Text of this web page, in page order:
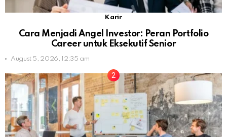
Karir
Cara Menjadi Angel Investor: Peran Portfolio
Career untuk Eksekutif Senior
August 5, 2026, 12:35 am